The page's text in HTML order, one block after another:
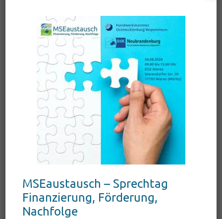
Datenschutz*
Ich stimme zu, dass meine Angaben aus diesem Formular zur
Beantwortung meiner Anfrage erhoben und verarbeitet
werden. Die Daten werden nach abgeschlossener Bearbeitung
meiner Anfrage gelöscht. Hinweis: Sie können Ihre Einwilligung
jederzeit für die Zukunft per E-Mail an
info@wirtschaft-
mueritz.de
widerrufen. Detaillierte Informationen zum
Umgang mit Nutzerdaten finden Sie in unserer
Datenschutzerklärung
MSEaustausch – Sprechtag
Finanzierung, Förderung,
Nachfolge